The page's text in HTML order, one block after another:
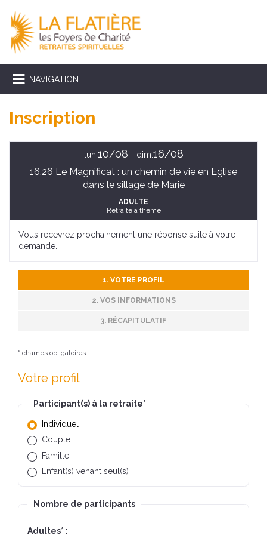
NAVIGATION
Inscription
lun. 10/08 dim. 16/08
16.26 Le Magnificat : un chemin de vie en Eglise
dans le sillage de Marie
ADULTE
Retraite à thème
Vous recevrez prochainement une réponse suite à votre
demande.
1. VOTRE PROFIL
2. VOS INFORMATIONS
3. RÉCAPITULATIF
* champs obligatoires
Votre profil
Participant(s) à la retraite*
Individuel
Couple
Famille
Enfant(s) venant seul(s)
Nombre de participants
Adultes* :